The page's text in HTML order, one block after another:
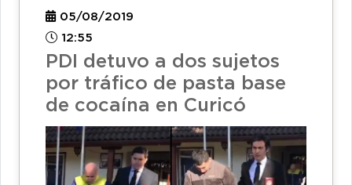
05/08/2019
12:55
PDI detuvo a dos sujetos
por tráfico de pasta base
de cocaína en Curicó